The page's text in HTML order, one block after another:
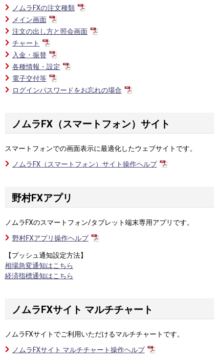
ノムラFXの注文種類
メイン画面
注文の出し方と照会画面
チャート
入金・振替
各種情報・設定
電子交付等
ログインパスワードをお忘れの場合
ノムラFX（スマートフォン）サイト
スマートフォンでの画面表示に最適化したウェブサイトです。
ノムラFX（スマートフォン）サイト操作ヘルプ
野村FXアプリ
ノムラFXのスマートフォン/タブレット端末専用アプリです。
野村FXアプリ操作ヘルプ
【プッシュ通知設定方法】
相場急変通知はこちら
経済指標通知はこちら
ノムラFXサイト マルチチャート
ノムラFXサイトでご利用いただけるマルチチャートです。
ノムラFXサイト マルチチャート操作ヘルプ